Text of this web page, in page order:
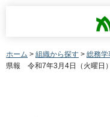
ホーム > 組織から探す > 総務学
県報 令和7年3月4日（火曜日